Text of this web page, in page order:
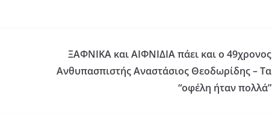
ΞΑΦΝΙΚΑ και ΑΙΦΝΙΔΙΑ πάει και ο 49χρονος
Ανθυπασπιστής Αναστάσιος Θεοδωρίδης – Τα
“οφέλη ήταν πολλά”